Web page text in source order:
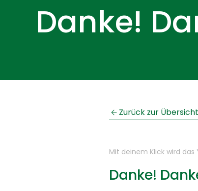
Danke!
Zurück zur Übersicht
Mit deinem Klick wird
Danke!